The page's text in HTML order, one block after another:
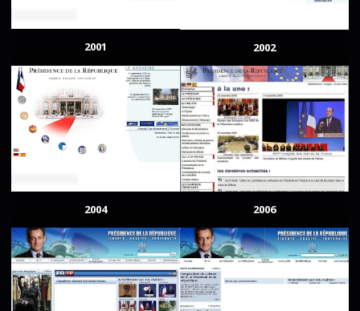
2001 2002
2004 2006